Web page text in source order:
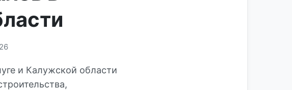
и Калужской области